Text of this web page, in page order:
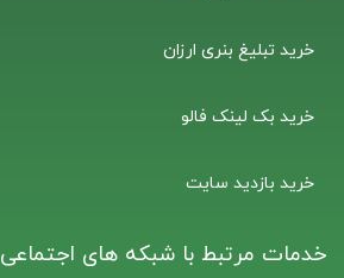
خرید تبلیغ بنری ارزان
خرید بک لینک فالو
خرید بازدید سایت
خدمات مرتبط با شبکه های اجتماعی